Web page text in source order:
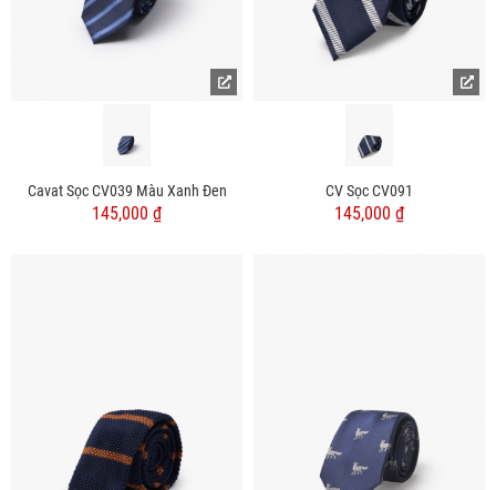
Cavat Sọc CV039 Màu Xanh Đen
145,000 ₫
CV Sọc CV091
145,000 ₫